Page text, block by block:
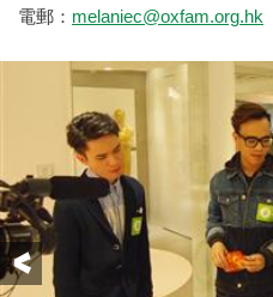
電郵： melaniec@oxfam.org.hk
Previous